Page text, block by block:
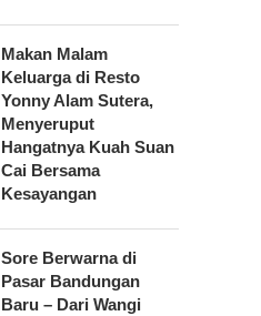
Makan Malam
Keluarga di Resto
Yonny Alam Sutera,
Menyeruput
Hangatnya Kuah Suan
Cai Bersama
Kesayangan
Sore Berwarna di
Pasar Bandungan
Baru – Dari Wangi